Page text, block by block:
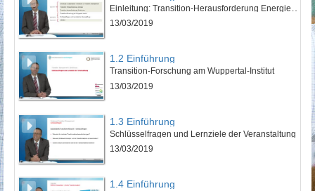
13/03/2019
1.2 Einführung
Transition-Forschung am Wuppertal-Institut
13/03/2019
1.3 Einführung
Schlüsselfragen und Lernziele der Veranstaltung
13/03/2019
1.4 Einführung